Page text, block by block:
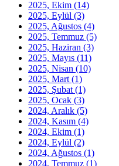
2025, Ekim (14)
2025, Eylül (3)
2025, Ağustos (4)
2025, Temmuz (5)
2025, Haziran (3)
2025, Mayıs (11)
2025, Nisan (10)
2025, Mart (1)
2025, Şubat (1)
2025, Ocak (3)
2024, Aralık (5)
2024, Kasım (4)
2024, Ekim (1)
2024, Eylül (2)
2024, Ağustos (1)
2024, Temmuz (1)